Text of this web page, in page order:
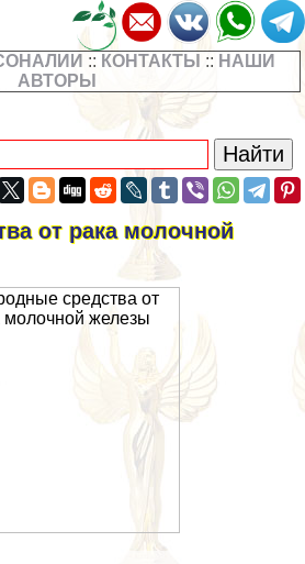
:: КОНТАКТЫ :: НАШИ
АВТОРЫ
от paка молочной